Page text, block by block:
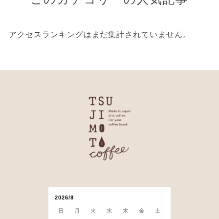
アクセスランキングはまだ集計されていません。
2026/8
日 月 火 水 木 金 土